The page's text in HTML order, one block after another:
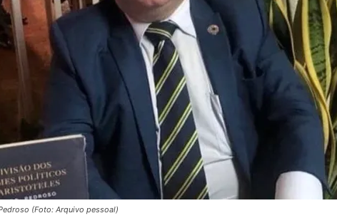
(Foto: Arquivo pessoal)